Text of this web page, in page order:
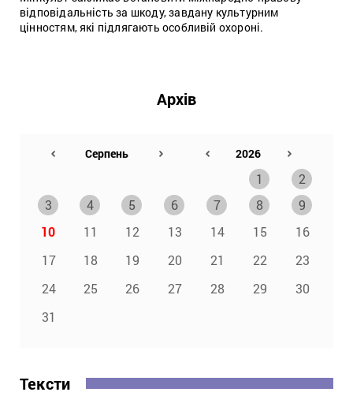
відповідальність за шкоду, завдану культурним
цінностям, які підлягають особливій охороні.
Архів
1
2
3
4 5 6 7 8
9
10
11 12 13 14 15
16
17
18 19 20 21 22
23
24
25 26 27 28 29
30
31
Тексти